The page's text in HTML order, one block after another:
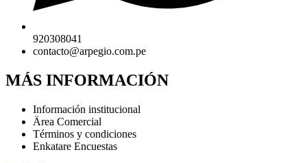
920308041
contacto@arpegio.com.pe
MÁS INFORMACIÓN
Información institucional
Ärea Comercial
Términos y condiciones
Enkatare Encuestas